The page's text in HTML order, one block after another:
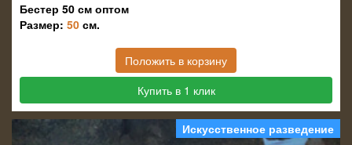
Бестер 50 см оптом
Размер: 50 см.
Положить в корзину
Купить в 1 клик
Искусственное разведение